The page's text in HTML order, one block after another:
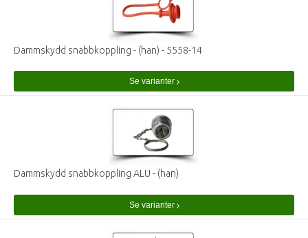
Dammskydd snabbkoppling - (han) - 5558-14
Se varianter
Dammskydd snabbkoppling ALU - (han)
Se varianter